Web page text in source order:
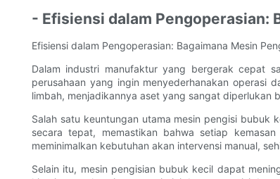
- Efisiensi dalam Pengoperasian:
Efisiensi dalam Pengoperasian: Bagaimana Mesin
Dalam industri manufaktur yang bergerak cepat
perusahaan yang ingin menyederhanakan operasi
limbah, menjadikannya aset yang sangat diperlukan
Salah satu keuntungan utama mesin pengisi bubuk
secara tepat, memastikan bahwa setiap
meminimalkan kebutuhan akan intervensi manual,
Selain itu, mesin pengisian bubuk kecil dapat